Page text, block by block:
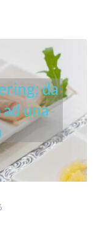
da
una